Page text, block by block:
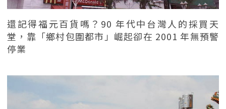
還記得福元百貨嗎？90 年代中台灣人的採買天
堂，靠「鄉村包圍都市」崛起卻在 2001 年無預警
停業